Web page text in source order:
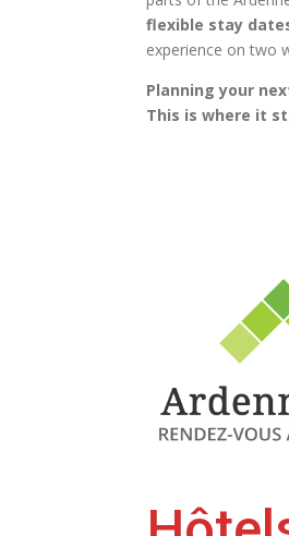
flexible stay
experience on two
Planning your
This is where it